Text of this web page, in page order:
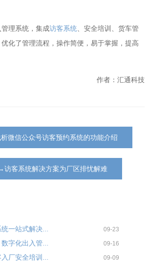
理系统，集成访客系统 、安全培训、货车管
化了管理流程，操作简便，易于掌握，提高
作者：汇通科技
微信公众号访客预约系统的功能介绍
访客系统解决方案为厂区排忧解难
一站式解决... 09-23
字化出入管... 09-16
厂安全培训... 09-09